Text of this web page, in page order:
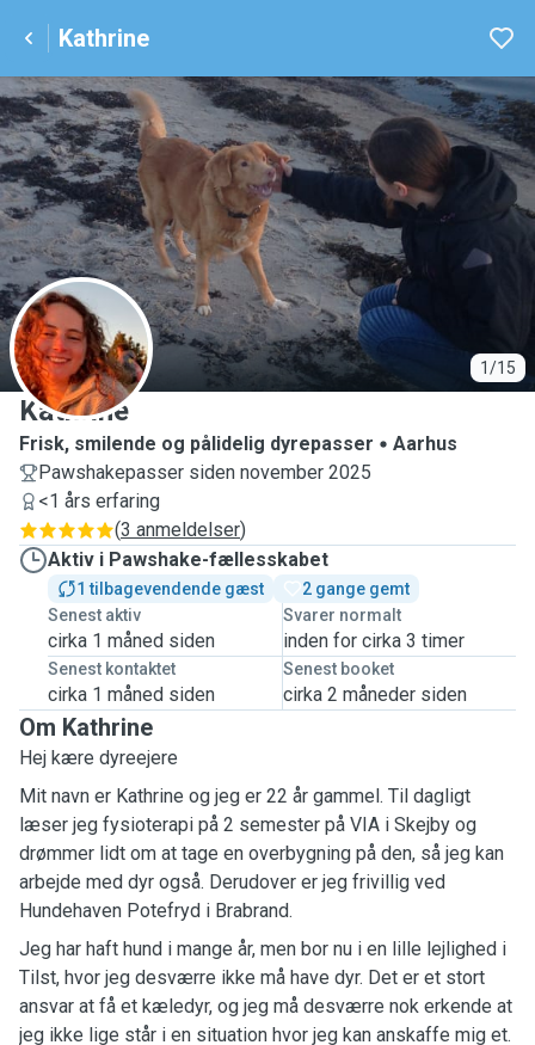
Kathrine
1/15
K
Kathrine
Frisk, smilende og pålidelig dyrepasser
Aarhus
Pawshakepasser siden november 2025
<1 års erfaring
(3 anmeldelser)
Aktiv i Pawshake-fællesskabet
1 tilbagevendende gæst
2 gange gemt
Senest aktiv
cirka 1 måned siden
Svarer normalt
inden for cirka 3 timer
Senest kontaktet
cirka 1 måned siden
Senest booket
cirka 2 måneder siden
Om Kathrine
Hej kære dyreejere
Mit navn er Kathrine og jeg er 22 år gammel. Til dagligt
læser jeg fysioterapi på 2 semester på VIA i Skejby og
drømmer lidt om at tage en overbygning på den, så jeg kan
arbejde med dyr også. Derudover er jeg frivillig ved
Hundehaven Potefryd i Brabrand.
Jeg har haft hund i mange år, men bor nu i en lille lejlighed i
Tilst, hvor jeg desværre ikke må have dyr. Det er et stort
ansvar at få et kæledyr, og jeg må desværre nok erkende at
jeg ikke lige står i en situation hvor jeg kan anskaffe mig et.